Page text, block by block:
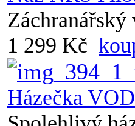
1 299 Kč
Házečka